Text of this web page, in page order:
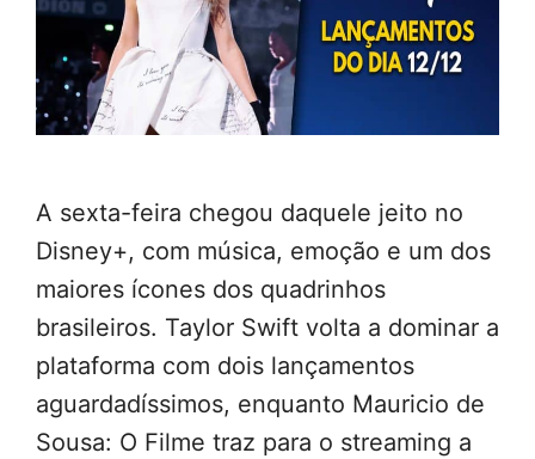
A sexta-feira chegou daquele jeito no
Disney+, com música, emoção e um dos
maiores ícones dos quadrinhos
brasileiros. Taylor Swift volta a dominar a
plataforma com dois lançamentos
aguardadíssimos, enquanto Mauricio de
Sousa: O Filme traz para o streaming a